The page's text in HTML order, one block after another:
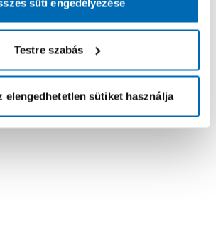
süti engedélyezése
Testre szabás
elengedhetetlen sütiket használja